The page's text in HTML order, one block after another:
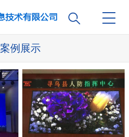
案例展示